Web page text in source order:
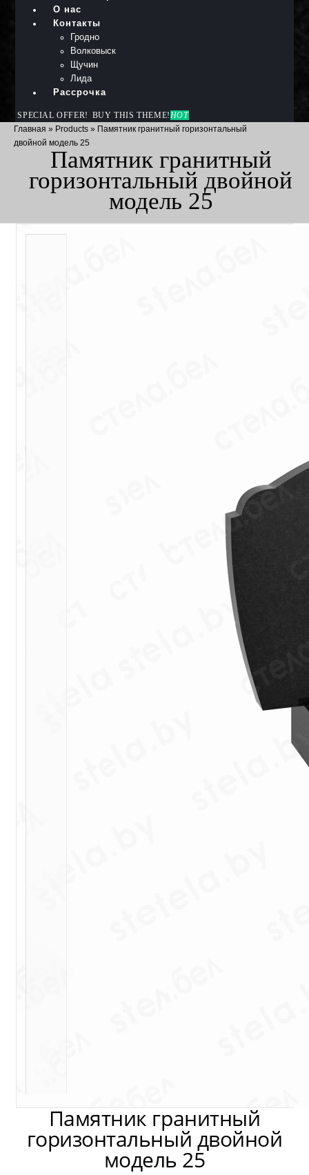
О нас
Контакты
Гродно
Волковыск
Щучин
Лида
Рассрочка
SPECIAL OFFER! BUY THIS THEME!HOT
Главная » Products » Памятник гранитный горизонтальный
двойной модель 25
Памятник гранитный
горизонтальный двойной
модель 25
Памятник гранитный
горизонтальный двойной
модель 25